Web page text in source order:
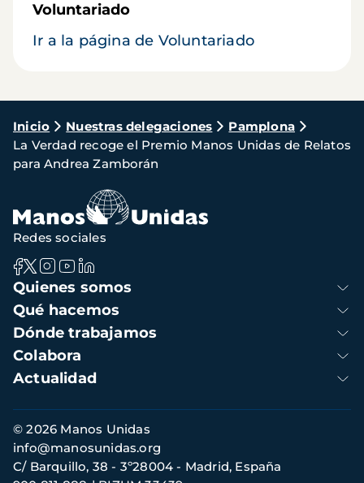
Voluntariado
Ir a la página de Voluntariado
Ruta
de
navegación
Inicio Nuestras delegaciones
Pamplona
La Verdad recoge el Premio Manos Unidas de Relatos
para Andrea Zamborán
Navegación
principal
Quienes somos
Qué hacemos
Dónde trabajamos
Colabora
Actualidad
Redes sociales
Información
de
contacto
© 2026 Manos Unidas
C/ Barquillo, 38 - 3º28004 - Madrid, España
info@manosunidas.org